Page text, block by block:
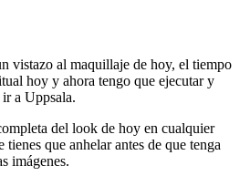
vistazo al maquillaje de hoy, el tiempo
hoy y ahora tengo que ejecutar y
a Uppsala.
del look de hoy en cualquier
tienes que anhelar antes de que tenga
imágenes.